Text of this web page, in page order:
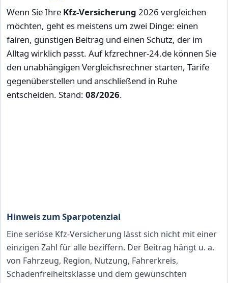
Wenn Sie Ihre Kfz-Versicherung 2026 vergleichen
möchten, geht es meistens um zwei Dinge: einen
fairen, günstigen Beitrag und einen Schutz, der im
Alltag wirklich passt. Auf kfzrechner-24.de können Sie
den unabhängigen Vergleichsrechner starten, Tarife
gegenüberstellen und anschließend in Ruhe
entscheiden. Stand: 08/2026.
Hinweis zum Sparpotenzial
Eine seriöse Kfz-Versicherung lässt sich nicht mit einer
einzigen Zahl für alle beziffern. Der Beitrag hängt u. a.
von Fahrzeug, Region, Nutzung, Fahrerkreis,
Schadenfreiheitsklasse und dem gewünschten